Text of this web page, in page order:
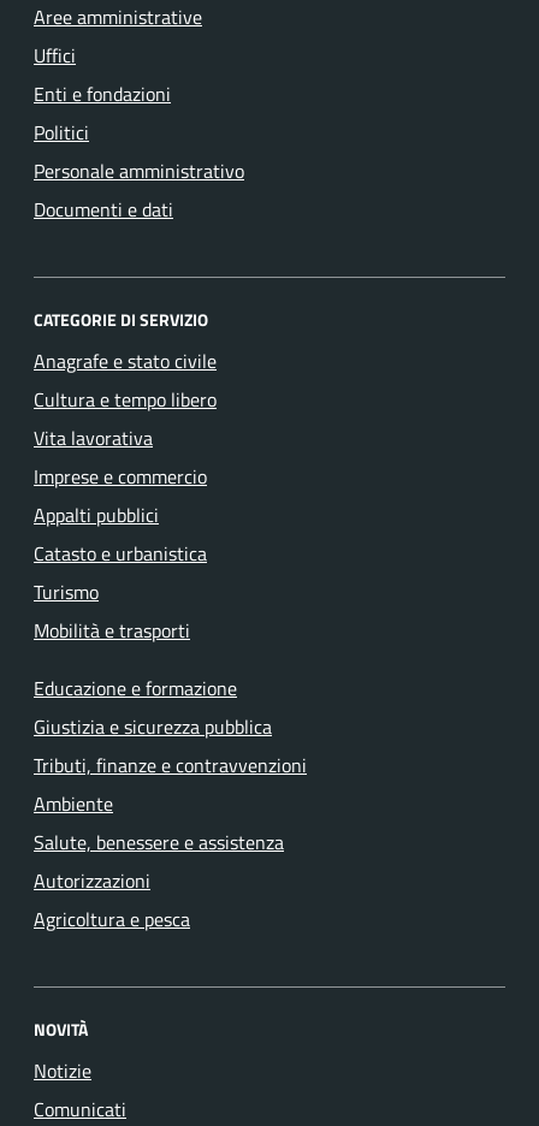
Aree amministrative
Uffici
Enti e fondazioni
Politici
Personale amministrativo
Documenti e dati
CATEGORIE DI SERVIZIO
Anagrafe e stato civile
Cultura e tempo libero
Vita lavorativa
Imprese e commercio
Appalti pubblici
Catasto e urbanistica
Turismo
Mobilità e trasporti
Educazione e formazione
Giustizia e sicurezza pubblica
Tributi, finanze e contravvenzioni
Ambiente
Salute, benessere e assistenza
Autorizzazioni
Agricoltura e pesca
NOVITÀ
Notizie
Comunicati